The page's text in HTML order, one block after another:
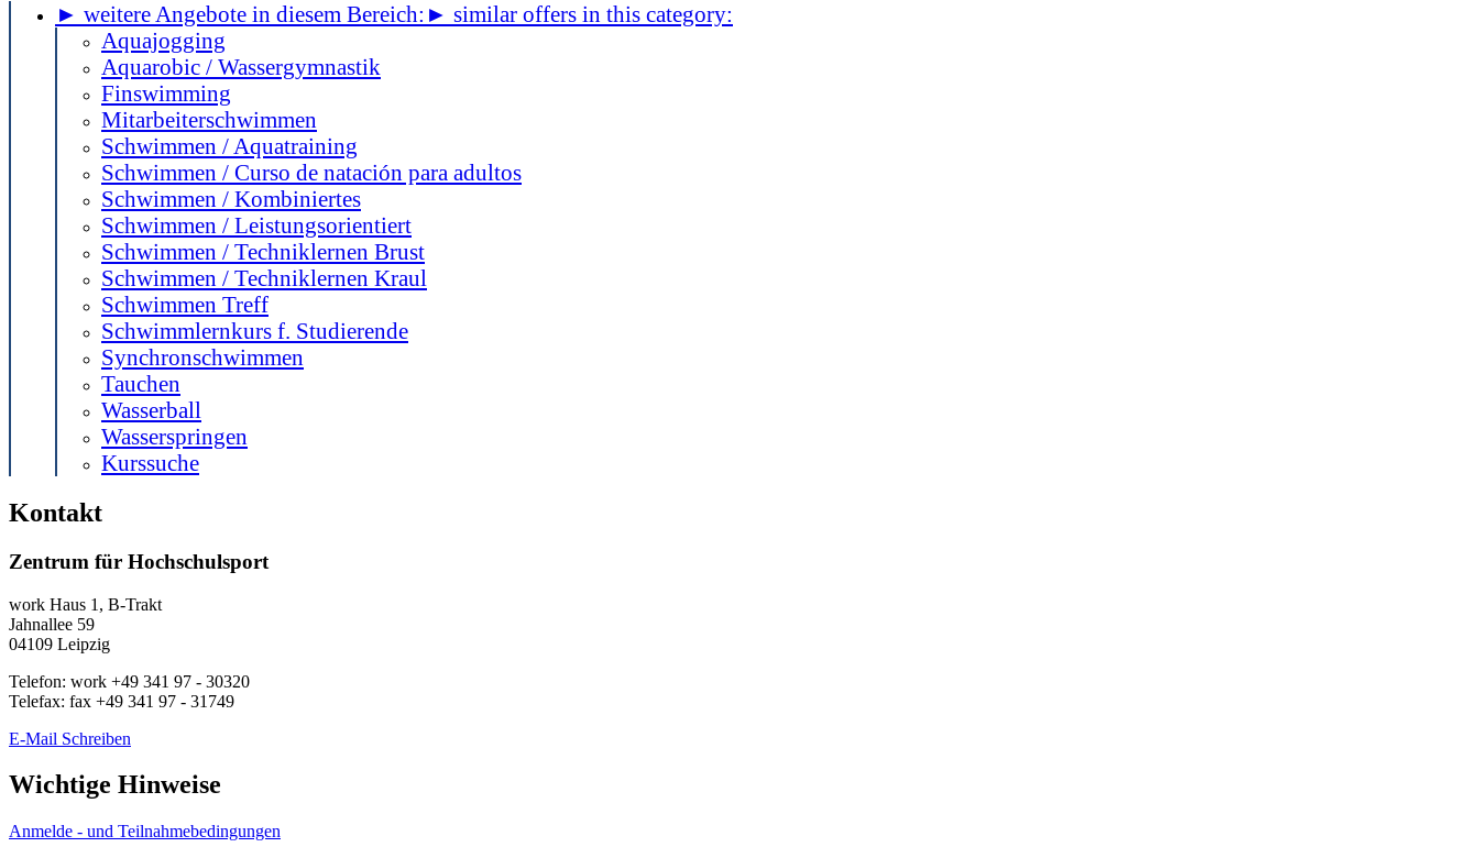
► weitere Angebote in diesem Bereich: ► similar offers in this category:
Aquajogging
Aquarobic / Wassergymnastik
Finswimming
Mitarbeiterschwimmen
Schwimmen / Aquatraining
Schwimmen / Curso de natación para adultos
Schwimmen / Kombiniertes
Schwimmen / Leistungsorientiert
Schwimmen / Techniklernen Brust
Schwimmen / Techniklernen Kraul
Schwimmen Treff
Schwimmlernkurs f. Studierende
Synchronschwimmen
Tauchen
Wasserball
Wasserspringen
Kurssuche
Kontakt
Zentrum für Hochschulsport
work Haus 1, B-Trakt
Jahnallee 59
04109 Leipzig
Telefon: work +49 341 97 - 30320
Telefax: fax +49 341 97 - 31749
E-Mail Schreiben
Wichtige Hinweise
Anmelde - und Teilnahmebedingungen